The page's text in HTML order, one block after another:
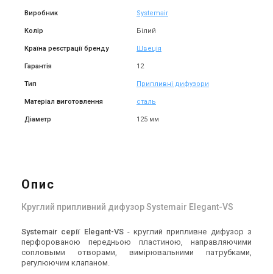
Виробник Systemair
Колір Білий
Країна реєстрації бренду Швеція
Гарантія 12
Тип Припливні дифузори
Матеріал виготовлення сталь
Діаметр 125 мм
Опис
Круглий припливний дифузор Systemair Elegant-VS
Systemair серії Elegant-VS- круглий припливне дифузор з
перфорованою передньою пластиною, направляючими
сопловыми отворами, вимірювальними патрубками,
регулюючим клапаном.